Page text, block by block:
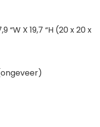
“W X 19,7 “H (20 x 20 x